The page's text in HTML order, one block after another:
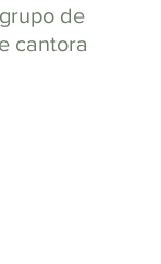
de
cantora